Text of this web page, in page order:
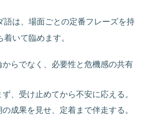
語は、場面ごとの定番フレーズを持
いて臨めます。
からでなく、必要性と危機感の共有
、受け止めてから不安に応える。
成果を見せ、定着まで伴走する。